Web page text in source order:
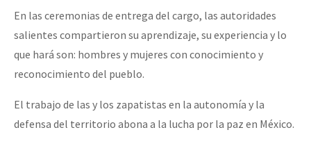
En las ceremonias de entrega del cargo, las autoridades
salientes compartieron su aprendizaje, su experiencia y lo
que hará son: hombres y mujeres con conocimiento y
reconocimiento del pueblo.
El trabajo de las y los zapatistas en la autonomía y la
defensa del territorio abona a la lucha por la paz en México.